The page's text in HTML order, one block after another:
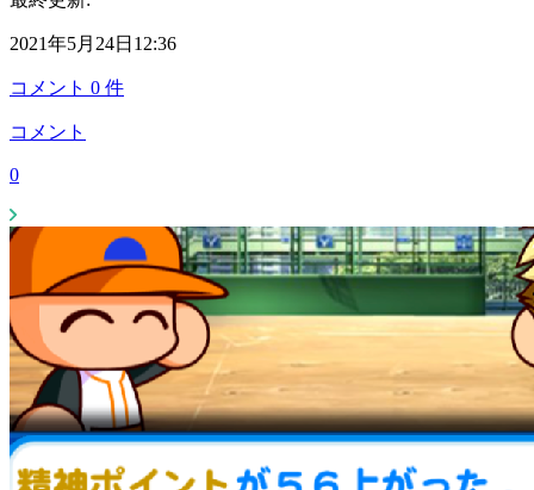
2021年5月24日12:36
コメント 0 件
コメント
0